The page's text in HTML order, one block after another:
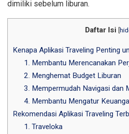
dimiliki sebelum liburan.
Daftar Isi [
Kenapa Aplikasi Traveling Penting
1. Membantu Merencanakan
2. Menghemat Budget Liburan
3. Mempermudah Navigasi dan
4. Membantu Mengatur
Rekomendasi Aplikasi Traveling
1. Traveloka